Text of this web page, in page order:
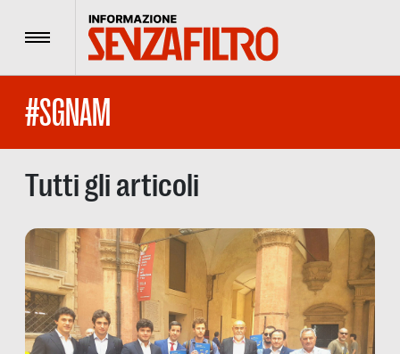
Menu
#SGNAM
Tutti gli articoli